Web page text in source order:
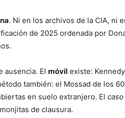
. Ni en los archivos de la CIA, ni
de 2025 ordenada por
ausencia. El móvil existe:
también: el Mossad de los
en suelo extranjero. El caso
de clausura.